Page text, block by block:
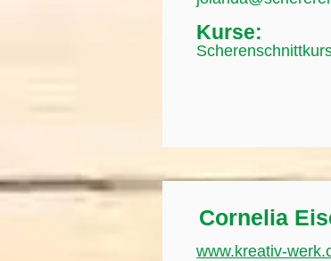
Kurse:
Cornelia
www.kreativ-